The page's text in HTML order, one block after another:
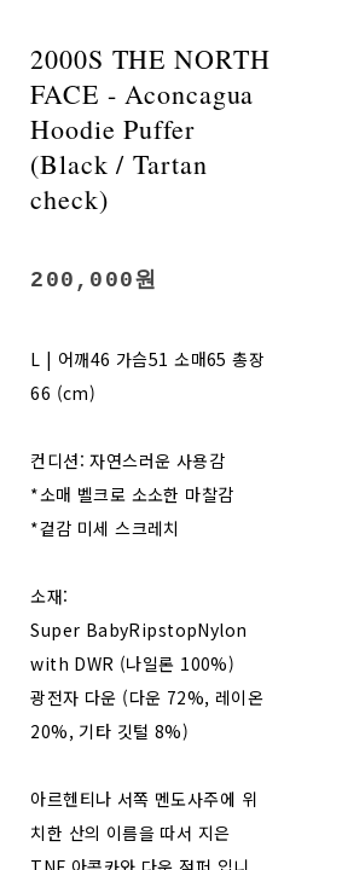
2000S THE NORTH
FACE - Aconcagua
Hoodie Puffer
(Black / Tartan
check)
200,000원
L | 어깨46 가슴51 소매65 총장
66 (cm)
컨디션: 자연스러운 사용감
*소매 벨크로 소소한 마찰감
*겉감 미세 스크레치
소재:
Super BabyRipstopNylon
with DWR (나일론 100%)
광전자 다운 (다운 72%, 레이온
20%, 기타 깃털 8%)
아르헨티나 서쪽 멘도사주에 위
치한 산의 이름을 따서 지은